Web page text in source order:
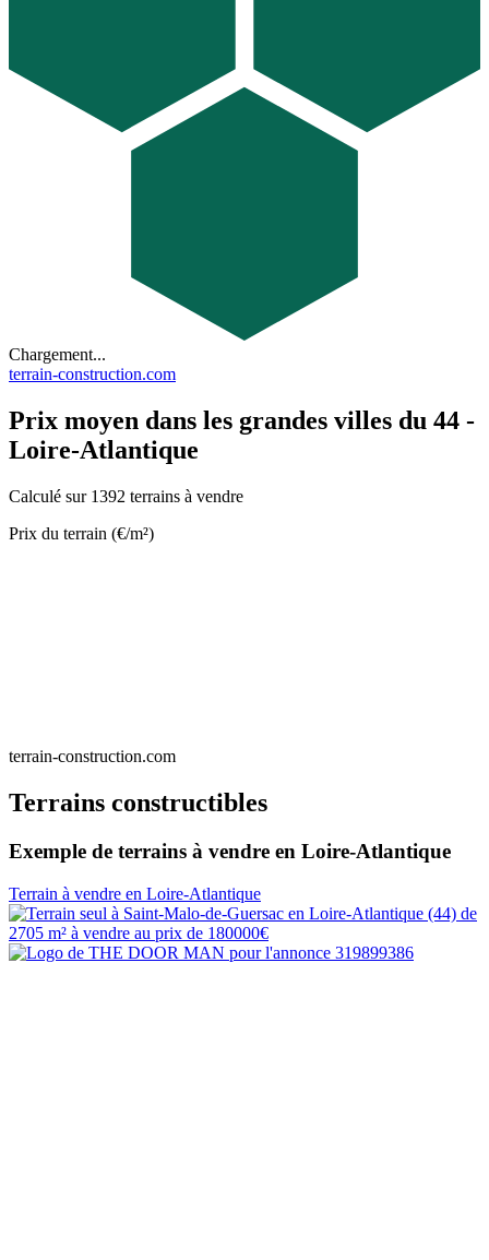
Chargement...
terrain-construction.com
Prix moyen dans les grandes villes du 44 -
Loire-Atlantique
Calculé sur 1392 terrains à vendre
Prix du terrain (€/m²)
terrain-construction.com
Terrains constructibles
Exemple de terrains à vendre en Loire-Atlantique
Terrain à vendre en Loire-Atlantique